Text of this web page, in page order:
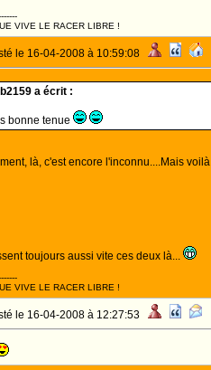
VIVE LE RACER LIBRE !
le 16-04-2008 à 10:59:08
a écrit :
bonne tenue
là, c'est encore l'inconnu....Mais
toujours aussi vite ces deux là...
VIVE LE RACER LIBRE !
le 16-04-2008 à 12:27:53